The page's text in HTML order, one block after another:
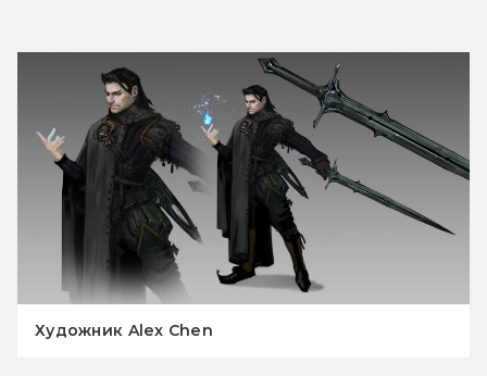
Художник Alex Chen